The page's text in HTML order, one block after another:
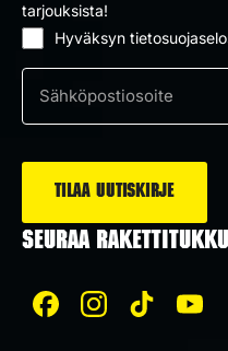
tarjouksista!
Hyväksyn
Sähköposti
SEURAA